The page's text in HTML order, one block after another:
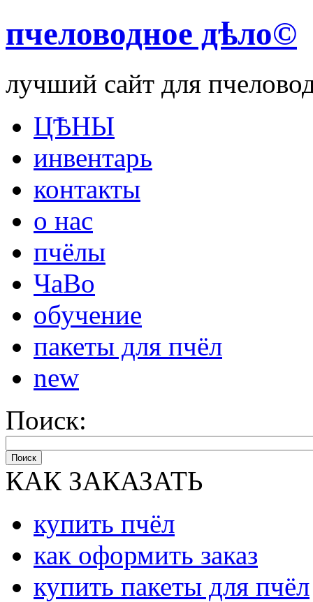
пчеловодное дѣло©
лучший сайт для
ЦѢНЫ
инвентарь
контакты
о нас
пчёлы
ЧаВо
обучение
пакеты для пчёл
new
Поиск:
Поиск
КАК ЗАКАЗАТЬ
купить пчёл
как оформить заказ
купить пакеты для пчёл